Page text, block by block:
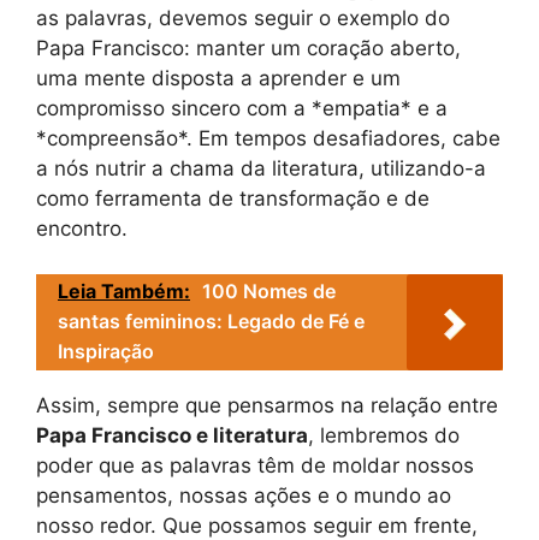
as palavras, devemos seguir o exemplo do
Papa Francisco: manter um coração aberto,
uma mente disposta a aprender e um
compromisso sincero com a *empatia* e a
*compreensão*. Em tempos desafiadores, cabe
a nós nutrir a chama da literatura, utilizando-a
como ferramenta de transformação e de
encontro.
Leia Também: 100 Nomes de
santas femininos: Legado de Fé e
Inspiração
Assim, sempre que pensarmos na relação entre
Papa Francisco e literatura, lembremos do
poder que as palavras têm de moldar nossos
pensamentos, nossas ações e o mundo ao
nosso redor. Que possamos seguir em frente,